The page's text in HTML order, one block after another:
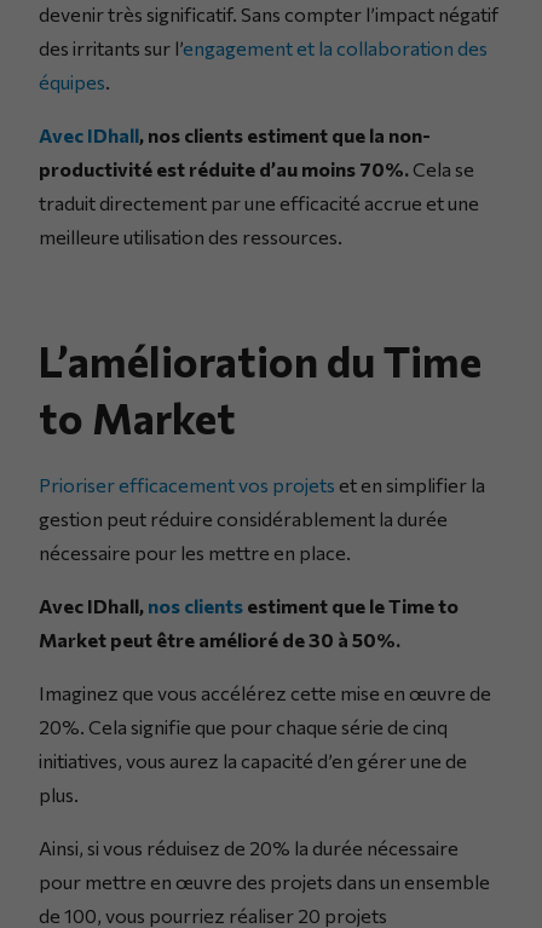
devenir très significatif. Sans compter l’impact négatif
des irritants sur l’engagement et la collaboration des
équipes
Avec IDhall, nos clients estiment que la non-
productivité est réduite d’au moins 70%. Cela se
traduit directement par une efficacité accrue et une
meilleure utilisation des ressources.
L’amélioration du Time
to Market
Prioriser efficacement vos projets et en simplifier la
gestion peut réduire considérablement la durée
nécessaire pour les mettre en place.
Avec IDhall, nos clients estiment que le Time to
Market peut être amélioré de 30 à 50%.
Imaginez que vous accélérez cette mise en œuvre de
20%. Cela signifie que pour chaque série de cinq
initiatives, vous aurez la capacité d’en gérer une de
plus.
Ainsi, si vous réduisez de 20% la durée nécessaire
pour mettre en œuvre des projets dans un ensemble
de 100, vous pourriez réaliser 20 projets